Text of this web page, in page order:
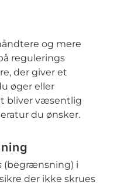
og mere
regulerings
der giver et
øger eller
bliver væsentlig
du ønsker.
(begrænsning) i
der ikke skrues